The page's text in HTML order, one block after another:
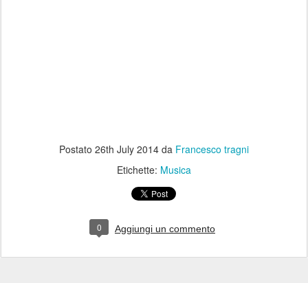
Postato 26th July 2014 da Francesco tragni
Etichette: Musica
0 Aggiungi un commento